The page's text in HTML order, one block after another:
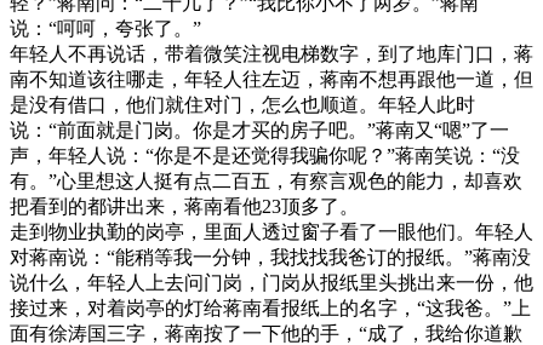
说：“呵呵，夸张了。”
年轻人不再说话，带着微笑注视电梯数字，到了地库门口，蒋
南不知道该往哪走，年轻人往左迈，蒋南不想再跟他一道，但
是没有借口，他们就住对门，怎么也顺道。年轻人此时
说：“前面就是门岗。你是才买的房子吧。”蒋南又“嗯”了一
声，年轻人说：“你是不是还觉得我骗你呢？”蒋南笑说：“没
有。”心里想这人挺有点二百五，有察言观色的能力，却喜欢
把看到的都讲出来，蒋南看他23顶多了。
走到物业执勤的岗亭，里面人透过窗子看了一眼他们。年轻人
对蒋南说：“能稍等我一分钟，我找找我爸订的报纸。”蒋南没
说什么，年轻人上去问门岗，门岗从报纸里头挑出来一份，他
接过来，对着岗亭的灯给蒋南看报纸上的名字，“这我爸。”上
面有徐涛国三字，蒋南按了一下他的手，“成了，我给你道歉